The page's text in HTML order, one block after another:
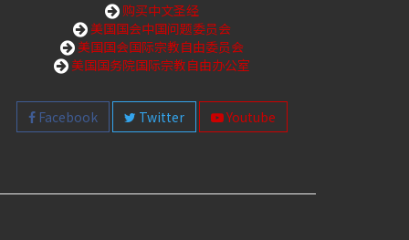
购买中文圣经
美国国会中国问题委员会
美国国会国际宗教自由委员会
美国国务院国际宗教自由办公室
Facebook Twitter Youtube